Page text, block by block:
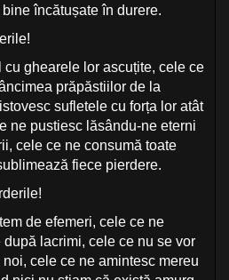
încătușate în durere.
ghearele lor ascuțite, cele ce
prăpăstiilor de la
sufletele cu forța lor atât
ne pustiesc lăsându-ne eterni
cele ce ne consumă toate
fiece pierdere.
de efemeri, cele ce ne
lacrimi, cele ce nu se vor
cele ce ne amintesc mereu